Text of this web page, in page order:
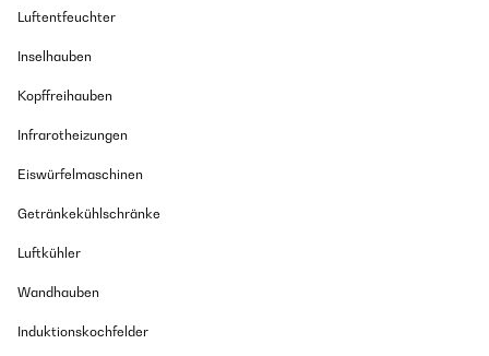
Luftentfeuchter
Inselhauben
Kopffreihauben
Infrarotheizungen
Eiswürfelmaschinen
Getränkekühlschränke
Luftkühler
Wandhauben
Induktionskochfelder